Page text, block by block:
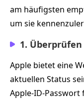
am häufigsten
um sie
1.
Apple bietet eine
aktuellen Status